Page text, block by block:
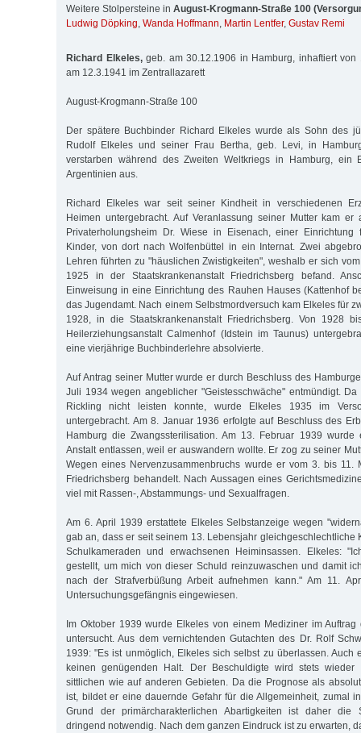
Weitere Stolpersteine in August-Krogmann-Straße 100
Ludwig Döpking, Wanda Hoffmann, Martin Lentfer, Gustav Remi
Richard Elkeles,geb. am 30.12.1906 in Hamburg, inhaftiert von
am 12.3.1941 im Zentrallazarett
August-Krogmann-Straße 100
Der spätere Buchbinder Richard Elkeles wurde als Sohn des
Rudolf Elkeles und seiner Frau Bertha, geb. Levi, in
verstarben während des Zweiten Weltkriegs in Hamburg, ein
Argentinien aus.
Richard Elkeles war seit seiner Kindheit in verschiedenen
Heimen untergebracht. Auf Veranlassung seiner Mutter kam
Privaterholungsheim Dr. Wiese in Eisenach, einer Einrichtung
Kinder, von dort nach Wolfenbüttel in ein Internat. Zwei
Lehren führten zu "häuslichen Zwistigkeiten", weshalb er sich
1925 in der Staats­kran­ken­anstalt Friedrichsberg befand.
Einweisung in eine Einrichtung des Rauhen Hauses (Kattenhof
das Jugendamt. Nach einem Selbstmordversuch kam Elkeles für
1928, in die Staatskrankenanstalt Friedrichsberg. Von 1928
Heilerziehungsanstalt Calmenhof (Idstein im Taunus)
eine vierjährige Buchbinderlehre absolvierte.
Auf Antrag seiner Mutter wurde er durch Beschluss des
Juli 1934 wegen angeblicher "Geistesschwäche" entmündigt.
Rickling nicht leisten konnte, wurde Elkeles 1935 im
untergebracht. Am 8. Januar 1936 erfolgte auf Beschluss des
Hamburg die Zwangssterilisation. Am 13. Februar 1939 wurde
Anstalt entlassen, weil er auswandern wollte. Er zog zu seiner
Wegen eines Nervenzusammenbruchs wurde er vom 3. bis 11.
Friedrichsberg behandelt. Nach Aussagen eines
viel mit Rassen-, Abstammungs- und Sexualfragen.
Am 6. April 1939 erstattete Elkeles Selbstanzeige wegen
gab an, dass er seit seinem 13. Lebensjahr gleichgeschlechtliche
Schulkameraden und erwachsenen Heiminsassen. Elkeles:
gestellt, um mich von dieser Schuld reinzuwaschen und damit
nach der Strafverbüßung Arbeit aufnehmen kann." Am 11.
Untersuchungsgefängnis eingewiesen.
Im Oktober 1939 wurde Elkeles von einem Mediziner im Auftrag
untersucht. Aus dem vernichtenden Gutachten des Dr. Rolf
1939: "Es ist unmöglich, Elkeles sich selbst zu überlassen. Auch
keinen genügenden Halt. Der Beschuldigte wird stets wieder
sittlichen wie auf anderen Gebieten. Da die Prognose als
ist, bildet er eine dauernde Gefahr für die Allgemeinheit, zumal
Grund der primärcharakterlichen Abartigkeiten ist daher die
dringend notwendig. Nach dem ganzen Eindruck ist zu erwarten,